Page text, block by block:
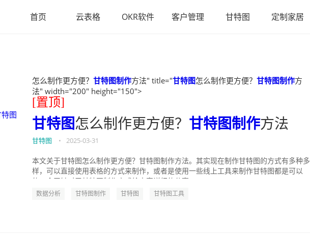
首页 云表格 OKR软件 客户管理 甘特图 定制家居
图
怎么制作更方便？ 甘特图制作方法" title="甘特图怎么制作更方便？ 甘特图制作方
法" width="200" height="150">
[置顶]
甘特图怎么制作更方便？ 甘特图制作方法
甘特图 • 2025-03-31
本文关于甘特图怎么制作更方便？甘特图制作方法。其实现在制作甘特图的方式有多种多
样，可以直接使用表格的方式来制作，或者是使用一些线上工具来制作甘特图都是可以
数据分析 甘特图制作 甘特图 甘特图工具